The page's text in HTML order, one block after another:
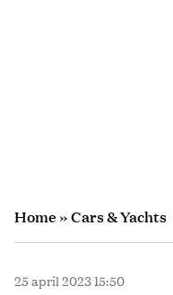
Home»Cars & Yachts
25 april 2023 15:50